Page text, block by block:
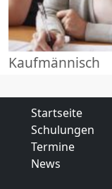
Kaufmännisch
Startseite
Schulungen
Termine
News